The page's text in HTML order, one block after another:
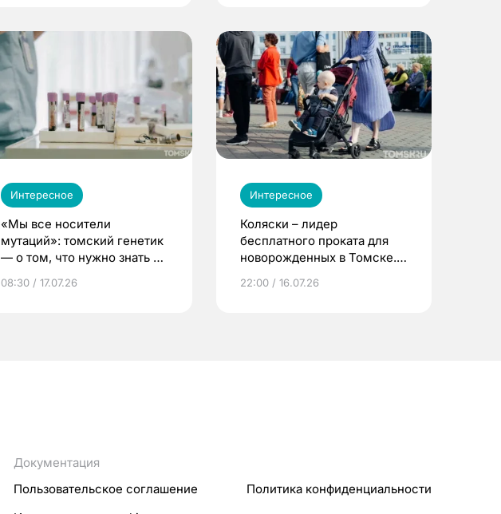
Интересное
«Мы все носители
мутаций»: томский генетик
— о том, что нужно знать до
08:30 / 17.07.26
Интересное
Коляски – лидер
бесплатного проката для
новорожденных в Томске.
22:00 / 16.07.26
Документация
Пользовательское соглашение
Политика конфиденциальности